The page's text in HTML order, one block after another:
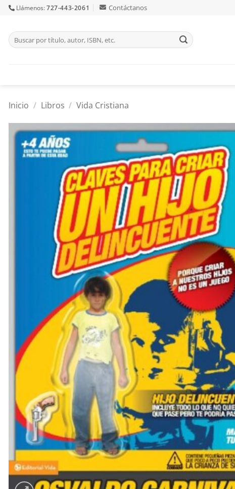
Skip
content
Llámenos:727-443-2061 Contáctanos
Buscar
por:
Inicio / Libros / Vida Cristiana